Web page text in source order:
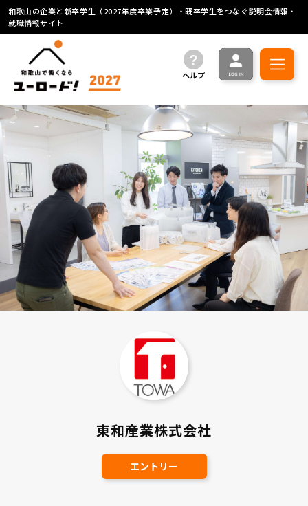
和歌山の企業と新卒学生（2027年度卒業予定）・既卒学生をつなぐ説明会情報・
就職情報サイト
ヘルプ
東和産業株式会社
エントリー